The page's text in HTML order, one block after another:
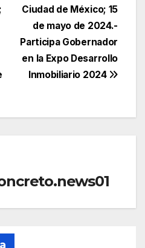
Ciudad de México; 15
de mayo de 2024.-
Participa Gobernador
en la Expo Desarrollo
Inmobiliario 2024